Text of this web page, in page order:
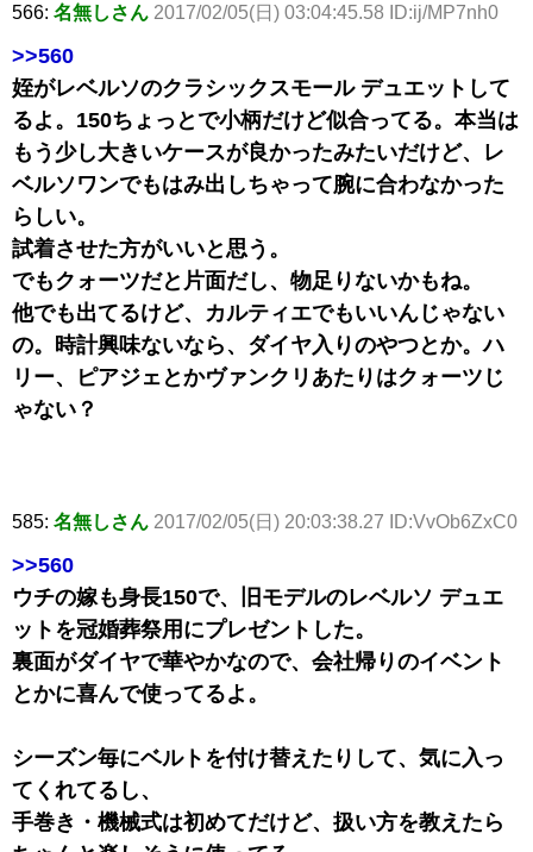
566: 名無しさん 2017/02/05(日) 03:04:45.58 ID:ij/MP7nh0
>>560
姪がレベルソのクラシックスモール デュエットして
るよ。150ちょっとで小柄だけど似合ってる。本当は
もう少し大きいケースが良かったみたいだけど、レ
ベルソワンでもはみ出しちゃって腕に合わなかった
らしい。
試着させた方がいいと思う。
でもクォーツだと片面だし、物足りないかもね。
他でも出てるけど、カルティエでもいいんじゃない
の。時計興味ないなら、ダイヤ入りのやつとか。ハ
リー、ピアジェとかヴァンクリあたりはクォーツじ
ゃない？
585: 名無しさん 2017/02/05(日) 20:03:38.27 ID:VvOb6ZxC0
>>560
ウチの嫁も身長150で、旧モデルのレベルソ デュエ
ットを冠婚葬祭用にプレゼントした。
裏面がダイヤで華やかなので、会社帰りのイベント
とかに喜んで使ってるよ。
シーズン毎にベルトを付け替えたりして、気に入っ
てくれてるし、
手巻き・機械式は初めてだけど、扱い方を教えたら